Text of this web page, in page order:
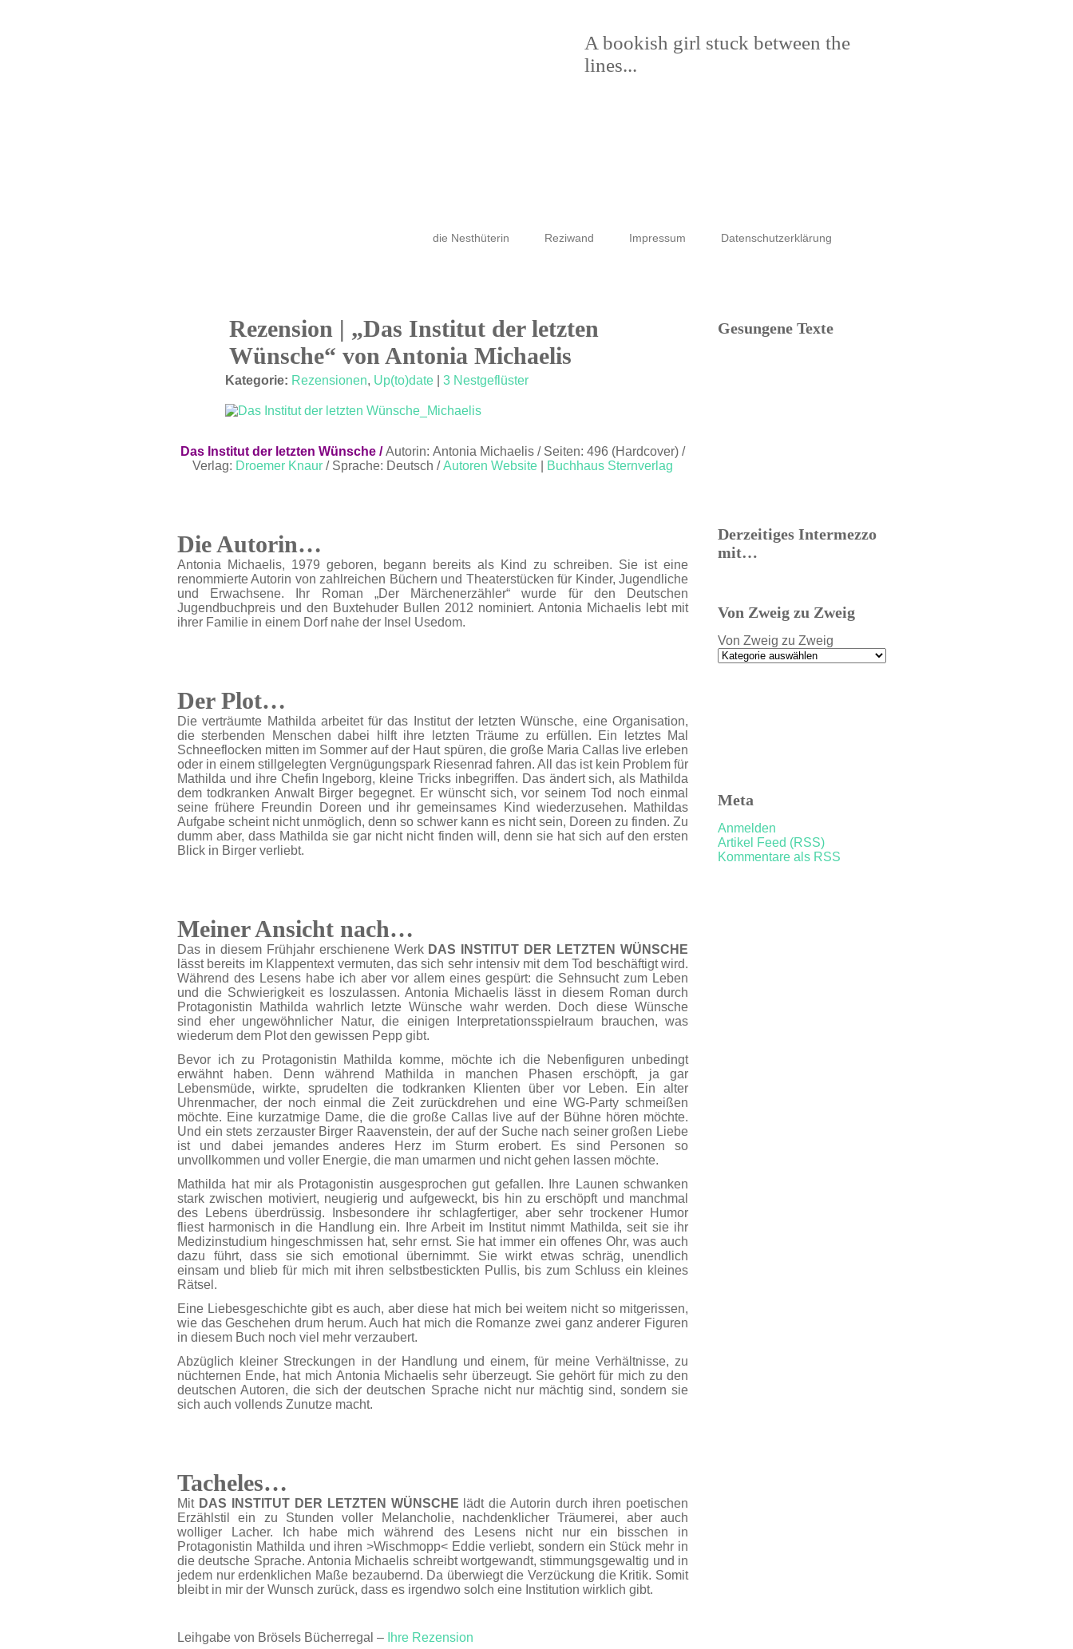
A bookish girl stuck between the
lines...
die Nesthüterin Reziwand Impressum Datenschutzerklärung
Rezension | „Das Institut der letzten
Wünsche“ von Antonia Michaelis
Kategorie: Rezensionen, Up(to)date 3 Nestgeflüster
Das Institut der letzten Wünsche /Autorin: Antonia Michaelis / Seiten: 496 (Hardcover) /
Verlag: Droemer Knaur / Sprache: Deutsch /Autoren Website Buchhaus Sternverlag
Die Autorin…
Antonia Michaelis, 1979 geboren, begann bereits als Kind zu schreiben. Sie ist eine
renommierte Autorin von zahlreichen Büchern und Theaterstücken für Kinder, Jugendliche
und Erwachsene. Ihr Roman „Der Märchenerzähler“ wurde für den Deutschen
Jugendbuchpreis und den Buxtehuder Bullen 2012 nominiert. Antonia Michaelis lebt mit
ihrer Familie in einem Dorf nahe der Insel Usedom.
Der Plot…
Die verträumte Mathilda arbeitet für das Institut der letzten Wünsche, eine Organisation,
die sterbenden Menschen dabei hilft ihre letzten Träume zu erfüllen. Ein letztes Mal
Schneeflocken mitten im Sommer auf der Haut spüren, die große Maria Callas live erleben
oder in einem stillgelegten Vergnügungspark Riesenrad fahren. All das ist kein Problem für
Mathilda und ihre Chefin Ingeborg, kleine Tricks inbegriffen. Das ändert sich, als Mathilda
dem todkranken Anwalt Birger begegnet. Er wünscht sich, vor seinem Tod noch einmal
seine frühere Freundin Doreen und ihr gemeinsames Kind wiederzusehen. Mathildas
Aufgabe scheint nicht unmöglich, denn so schwer kann es nicht sein, Doreen zu finden. Zu
dumm aber, dass Mathilda sie gar nicht nicht finden will, denn sie hat sich auf den ersten
Blick in Birger verliebt.
Meiner Ansicht nach…
Das in diesem Frühjahr erschienene Werk DAS INSTITUT DER LETZTEN WÜNSCHE
lässt bereits im Klappentext vermuten, das sich sehr intensiv mit dem Tod beschäftigt wird.
Während des Lesens habe ich aber vor allem eines gespürt: die Sehnsucht zum Leben
und die Schwierigkeit es loszulassen. Antonia Michaelis lässt in diesem Roman durch
Protagonistin Mathilda wahrlich letzte Wünsche wahr werden. Doch diese Wünsche
sind eher ungewöhnlicher Natur, die einigen Interpretationsspielraum brauchen, was
wiederum dem Plot den gewissen Pepp gibt.
Bevor ich zu Protagonistin Mathilda komme, möchte ich die Nebenfiguren unbedingt
erwähnt haben. Denn während Mathilda in manchen Phasen erschöpft, ja gar
Lebensmüde, wirkte, sprudelten die todkranken Klienten über vor Leben. Ein alter
Uhrenmacher, der noch einmal die Zeit zurückdrehen und eine WG-Party schmeißen
möchte. Eine kurzatmige Dame, die die große Callas live auf der Bühne hören möchte.
Und ein stets zerzauster Birger Raavenstein, der auf der Suche nach seiner großen Liebe
ist und dabei jemandes anderes Herz im Sturm erobert. Es sind Personen so
unvollkommen und voller Energie, die man umarmen und nicht gehen lassen möchte.
Mathilda hat mir als Protagonistin ausgesprochen gut gefallen. Ihre Launen schwanken
stark zwischen motiviert, neugierig und aufgeweckt, bis hin zu erschöpft und manchmal
des Lebens überdrüssig. Insbesondere ihr schlagfertiger, aber sehr trockener Humor
fliest harmonisch in die Handlung ein. Ihre Arbeit im Institut nimmt Mathilda, seit sie ihr
Medizinstudium hingeschmissen hat, sehr ernst. Sie hat immer ein offenes Ohr, was auch
dazu führt, dass sie sich emotional übernimmt. Sie wirkt etwas schräg, unendlich
einsam und blieb für mich mit ihren selbstbestickten Pullis, bis zum Schluss ein kleines
Rätsel.
Eine Liebesgeschichte gibt es auch, aber diese hat mich bei weitem nicht so mitgerissen,
wie das Geschehen drum herum. Auch hat mich die Romanze zwei ganz anderer Figuren
in diesem Buch noch viel mehr verzaubert.
Abzüglich kleiner Streckungen in der Handlung und einem, für meine Verhältnisse, zu
nüchternen Ende, hat mich Antonia Michaelis sehr überzeugt. Sie gehört für mich zu den
deutschen Autoren, die sich der deutschen Sprache nicht nur mächtig sind, sondern sie
sich auch vollends Zunutze macht.
Tacheles…
Mit DAS INSTITUT DER LETZTEN WÜNSCHE lädt die Autorin durch ihren poetischen
Erzählstil ein zu Stunden voller Melancholie, nachdenklicher Träumerei, aber auch
wolliger Lacher. Ich habe mich während des Lesens nicht nur ein bisschen in
Protagonistin Mathilda und ihren >Wischmopp< Eddie verliebt, sondern ein Stück mehr in
die deutsche Sprache. Antonia Michaelis schreibt wortgewandt, stimmungsgewaltig und in
jedem nur erdenklichen Maße bezaubernd. Da überwiegt die Verzückung die Kritik. Somit
bleibt in mir der Wunsch zurück, dass es irgendwo solch eine Institution wirklich gibt.
Leihgabe von Brösels Bücherregal – Ihre Rezension
Gesungene Texte
Derzeitiges Intermezzo
mit…
Von Zweig zu Zweig
Von Zweig zu Zweig
Meta
Anmelden
Artikel Feed (RSS)
Kommentare als RSS